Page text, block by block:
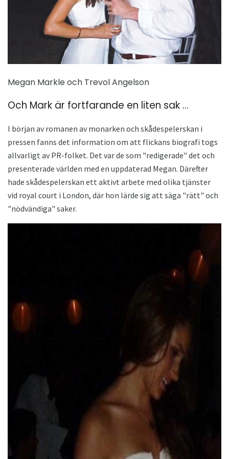
Megan Markle och Trevol Angelson
Och Mark är fortfarande en liten sak ...
I början av romanen av monarken och skådespelerskan i
pressen fanns det information om att flickans biografi togs
allvarligt av PR-folket. Det var de som "redigerade" det och
presenterade världen med en uppdaterad Megan. Därefter
hade skådespelerskan ett aktivt arbete med olika tjänster
vid royal court i London, där hon lärde sig att säga "rätt" och
"nödvändiga" saker.